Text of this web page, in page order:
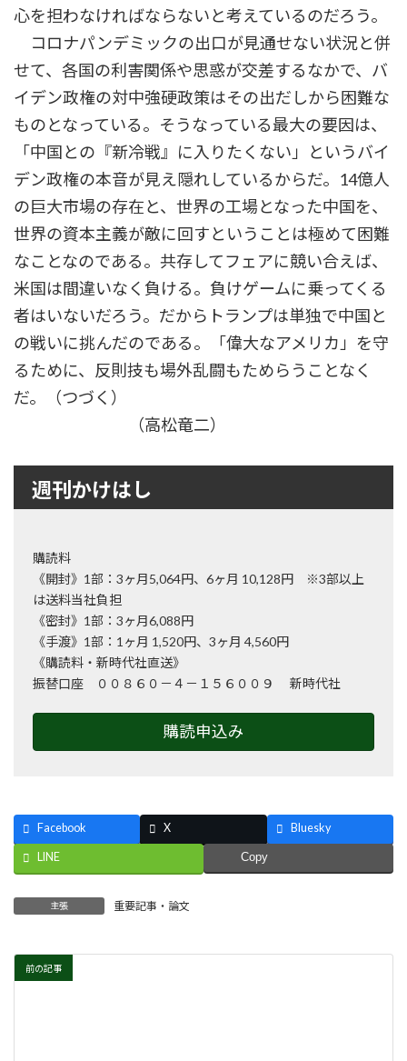
心を担わなければならないと考えているのだろう。
コロナパンデミックの出口が見通せない状況と併
せて、各国の利害関係や思惑が交差するなかで、バ
イデン政権の対中強硬政策はその出だしから困難な
ものとなっている。そうなっている最大の要因は、
「中国との『新冷戦』に入りたくない」というバイ
デン政権の本音が見え隠れしているからだ。14億人
の巨大市場の存在と、世界の工場となった中国を、
世界の資本主義が敵に回すということは極めて困難
なことなのである。共存してフェアに競い合えば、
米国は間違いなく負ける。負けゲームに乗ってくる
者はいないだろう。だからトランプは単独で中国と
の戦いに挑んだのである。「偉大なアメリカ」を守
るために、反則技も場外乱闘もためらうことなく
だ。（つづく）
（高松竜二）
週刊かけはし
購読料
《開封》1部：3ヶ月5,064円、6ヶ月 10,128円 ※3部以上
は送料当社負担
《密封》1部：3ヶ月6,088円
《手渡》1部：1ヶ月 1,520円、3ヶ月 4,560円
《購読料・新時代社直送》
振替口座 ００８６０－４－１５６００９ 新時代社
購読申込み
Facebook X Bluesky
LINE Copy
主張 重要記事・論文
前の記事